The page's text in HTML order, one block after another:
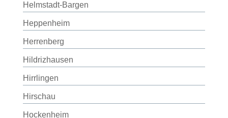
Helmstadt-Bargen
Heppenheim
Herrenberg
Hildrizhausen
Hirrlingen
Hirschau
Hockenheim